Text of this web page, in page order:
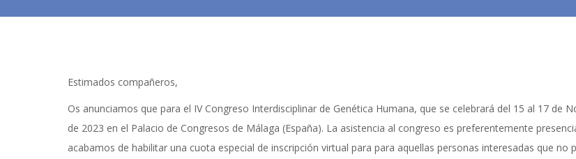
Estimados compañeros,
Os anunciamos que para el IV Congreso Interdisciplinar de Genética Humana, que se celebrará del 15 al 17 de
de 2023 en el Palacio de Congresos de Málaga (España). La asistencia al congreso es preferentemente
acabamos de habilitar una cuota especial de inscripción virtual para para aquellas personas interesadas que no